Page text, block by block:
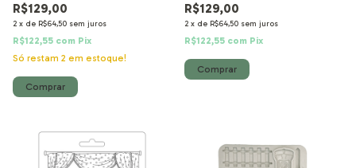
R$129,00
2 x de R$64,50 sem juros
R$122,55 com Pix
Só restam 2 em estoque!
R$129,00
2 x de R$64,50 sem juros
R$122,55 com Pix